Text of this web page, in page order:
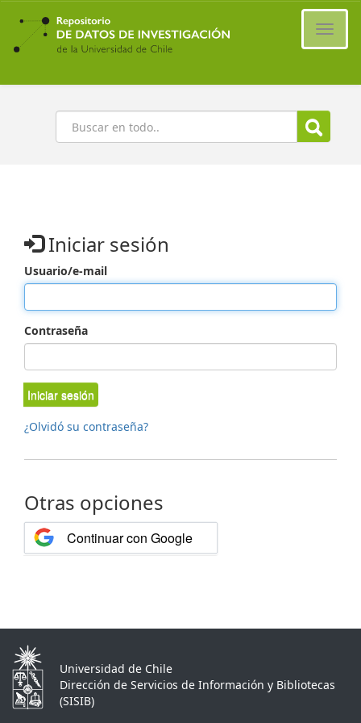
Ir
contenido
principal
Buscar
Iniciar sesión
Usuario/e-mail
Contraseña
Iniciar sesión
¿Olvidó su contraseña?
Otras opciones
Continuar con Google
Universidad de Chile
Dirección de Servicios de Información y Bibliotecas
(SISIB)